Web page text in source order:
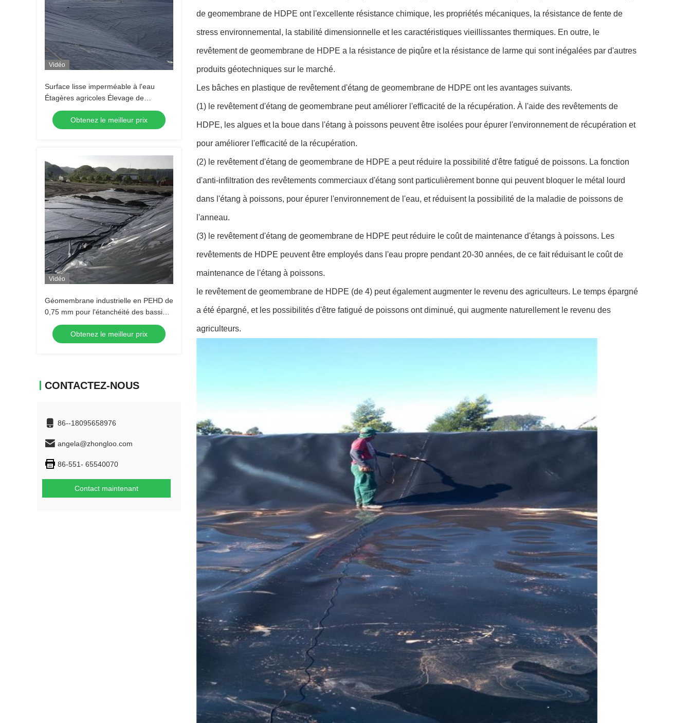
Vidéo
Surface lisse imperméable à l'eau
Étagères agricoles Élevage de
crevettes de poisson Lac artificiel
Décharge de déchets HDPE
Géomembrane
Obtenez le meilleur prix
Vidéo
Géomembrane industrielle en PEHD de
0,75 mm pour l'étanchéité des bassins
d'élevage piscicole, des barrages et
des déchargesObtenez le meilleur prix
CONTACTEZ-NOUS
86--18095658976
angela@zhongloo.com
86-551- 65540070
Contact maintenant
de geomembrane de HDPE ont l'excellente résistance chimique, les propriétés mécaniques, la résistance de fente de
stress environnemental, la stabilité dimensionnelle et les caractéristiques vieillissantes thermiques. En outre, le
revêtement de geomembrane de HDPE a la résistance de piqûre et la résistance de larme qui sont inégalées par d'autres
produits géotechniques sur le marché.
Les bâches en plastique de revêtement d'étang de geomembrane de HDPE ont les avantages suivants.
(1) le revêtement d'étang de geomembrane peut améliorer l'efficacité de la récupération. À l'aide des revêtements de
HDPE, les algues et la boue dans l'étang à poissons peuvent être isolées pour épurer l'environnement de récupération et
pour améliorer l'efficacité de la récupération.
(2) le revêtement d'étang de geomembrane de HDPE a peut réduire la possibilité d'être fatigué de poissons. La fonction
d'anti-infiltration des revêtements commerciaux d'étang sont particulièrement bonne qui peuvent bloquer le métal lourd
dans l'étang à poissons, pour épurer l'environnement de l'eau, et réduisent la possibilité de la maladie de poissons de
l'anneau.
(3) le revêtement d'étang de geomembrane de HDPE peut réduire le coût de maintenance d'étangs à poissons. Les
revêtements de HDPE peuvent être employés dans l'eau propre pendant 20-30 années, de ce fait réduisant le coût de
maintenance de l'étang à poissons.
le revêtement de geomembrane de HDPE (de 4) peut également augmenter le revenu des agriculteurs. Le temps épargné
a été épargné, et les possibilités d'être fatigué de poissons ont diminué, qui augmente naturellement le revenu des
agriculteurs.